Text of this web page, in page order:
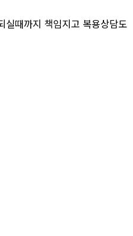
실때까지 책임지고 복용상담도